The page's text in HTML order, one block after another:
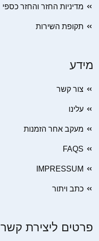
מדיניות החזר והחזר כספי
תקופת השירות
מידע
צור קשר
עלינו
מעקב אחר הזמנות
FAQS
IMPRESSUM
כתב ויתור
פרטים ליצירת קשר